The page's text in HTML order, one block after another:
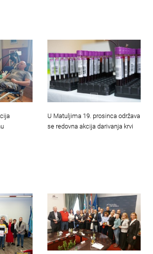
U Matuljima 19. prosinca održava
se redovna akcija darivanja krvi